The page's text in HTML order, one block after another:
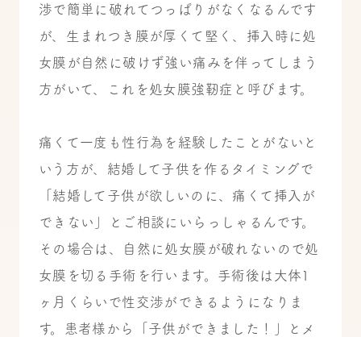
渉で簡単に破れてつっぱりがなくなるんです
が、生まれつき膜が厚くて堅く、挿入時に処
女膜が自然に破けず強い痛みを伴ってしまう
方がいて、これを処女膜強靭症と呼びます。
痛くて一度も性行為を経験したことがないと
いう方が、 結婚して子供を作るタイミングで
「結婚して子供が欲しいのに、痛くて挿入が
できない」とご相談にいらっしゃるんです。
その場合は、自然に処女膜が破れないので処
女膜を切る手術を行います。 手術後は大体1
ヶ月くらいで性交渉ができるようになりま
す。
患者様から「子供ができました！」とメ